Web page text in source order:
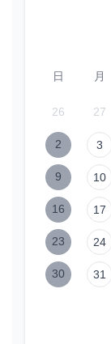
日 月
26 27
2 3
9 10
16 17
23 24
30 31